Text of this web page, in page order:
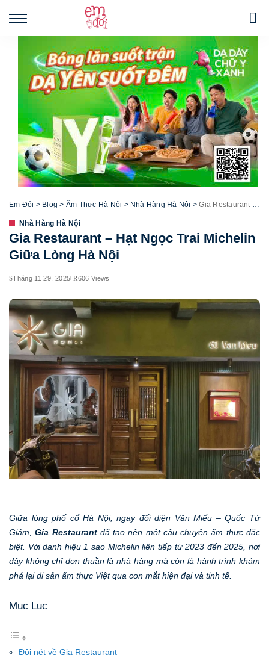
Em Đói > Blog > Ẩm Thực Hà Nội > Nhà Hàng Hà Nội >Gia Restaurant – Hạt Ngọc Trai Michelin Giữa Lòng Hà Nội
Nhà Hàng Hà Nội
Gia Restaurant – Hạt Ngọc Trai Michelin
Giữa Lòng Hà Nội
Tháng 11 29, 2025 606 Views
Giữa lòng phố cổ Hà Nội, ngay đối diện Văn Miếu – Quốc Tử
Giám,Gia Restaurantđã tạo nên một câu chuyện ẩm thực đặc
biệt. Với danh hiệu 1 sao Michelin liên tiếp từ 2023 đến 2025, nơi
đây không chỉ đơn thuần là nhà hàng mà còn là hành trình khám
phá lại di sản ẩm thực Việt qua con mắt hiện đại và tinh tế.
Mục Lục
Đôi nét về Gia Restaurant